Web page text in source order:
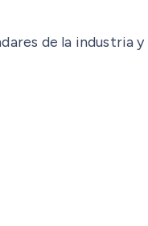
de la industria